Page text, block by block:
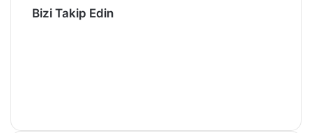
Bizi Takip Edin